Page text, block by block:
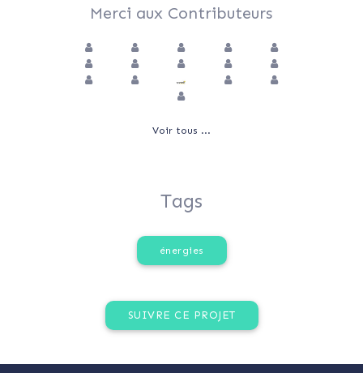
Merci aux Contributeurs
Voir tous ...
Tags
énergies